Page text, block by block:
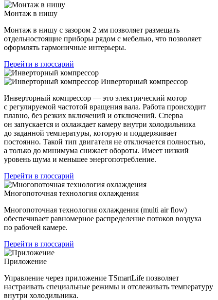
Монтаж в нишу
Монтаж в нишу с зазором 2 мм позволяет размещать
отдельностоящие приборы рядом с мебелью, что позволяет
оформлять гармоничные интерьеры.
Перейти в глоссарий
Инверторный компрессор
Инверторный компрессор — это электрический мотор
с регулируемой частотой вращения вала. Работа происходит
плавно, без резких включений и отключений. Сперва
он запускается и охлаждает камеру внутри холодильника
до заданной температуры, которую и поддерживает
постоянно. Такой тип двигателя не отключается полностью,
а только до минимума снижает обороты. Имеет низкий
уровень шума и меньшее энергопотребление.
Перейти в глоссарий
Многопоточная технология охлаждения
Многопоточная технология охлаждения (multi air flow)
обеспечивает равномерное распределение потоков воздуха
по рабочей камере.
Перейти в глоссарий
Приложение
Управление через приложение TSmartLife позволяет
настраивать специальные режимы и отслеживать температуру
внутри холодильника.